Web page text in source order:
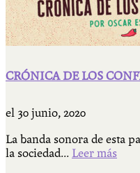
CRÓNICA DE LOS
el 30 junio, 2020
La banda sonora de esta
la sociedad... Leer más